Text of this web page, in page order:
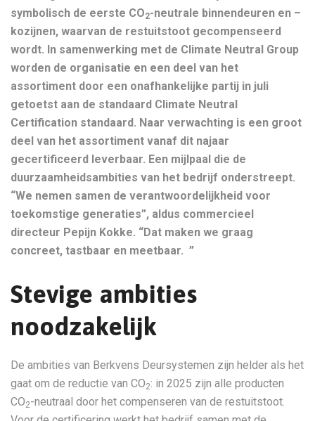
symbolisch de eerste CO2-neutrale binnendeuren en –
kozijnen, waarvan de restuitstoot gecompenseerd
wordt. In samenwerking met de Climate Neutral Group
worden de organisatie en een deel van het
assortiment door een onafhankelijke partij in juli
getoetst aan de standaard Climate Neutral
Certification standaard. Naar verwachting is een groot
deel van het assortiment vanaf dit najaar
gecertificeerd leverbaar. Een mijlpaal die de
duurzaamheidsambities van het bedrijf onderstreept.
“We nemen samen de verantwoordelijkheid voor
toekomstige generaties”, aldus commercieel
directeur Pepijn Kokke. “Dat maken we graag
concreet, tastbaar en meetbaar. ”
Stevige ambities
noodzakelijk
De ambities van Berkvens Deursystemen zijn helder als het
gaat om de reductie van CO2: in 2025 zijn alle producten
CO2-neutraal door het compenseren van de restuitstoot.